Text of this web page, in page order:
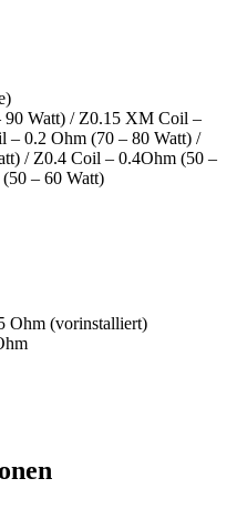
90 Watt) / Z0.15 XM Coil –
– 0.2 Ohm (70 – 80 Watt) /
/ Z0.4 Coil – 0.4Ohm (50 –
– 60 Watt)
Ohm (vorinstalliert)